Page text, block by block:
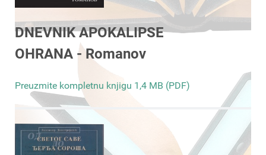
DNEVNIK APOKALIPSE
OHRANA - Romanov
Preuzmite kompletnu knjigu 1,4 MB (PDF)